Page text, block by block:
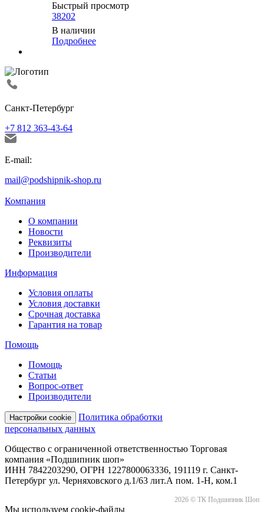
Быстрый просмотр
38202
В наличии
Подробнее
Санкт-Петербург
+7 812 363-43-64
E-mail:
mail@podshipnik-shop.ru
Компания
О компании
Новости
Реквизиты
Производители
Информация
Условия оплаты
Условия доставки
Срочная доставка
Гарантия на товар
Помощь
Помощь
Статьи
Вопрос-ответ
Производители
Настройки cookie
Политика обработки
персональных данных
Общество с ограниченной ответственностью Торговая
компания «Подшипник шоп»
ИНН 7842203290, ОГРН 1227800063336, 191119 г. Санкт-
Петербург ул. Черняховского д.1/63 лит.А пом. 1-Н, ком.1
2026 © ТК Подшипник Шоп
Мы используем cookie-файлы